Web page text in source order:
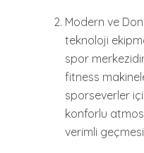
Modern ve
teknoloji
spor
fitness
sporseverler
konforlu
verimli